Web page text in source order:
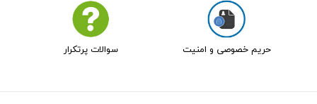
حریم خصوصی و امنیت سوالات پرتکرار